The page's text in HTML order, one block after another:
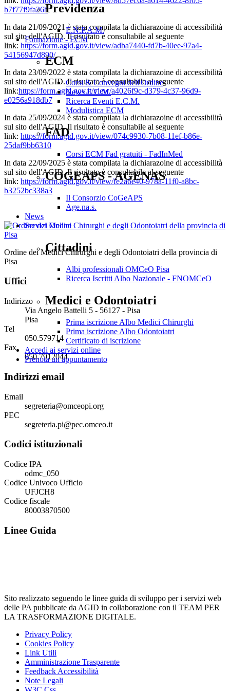
Previdenza
E.N.P.A.M.
Formazione - ECM
ECM
Corsi & Convegni dell'Ordine
News E.C.M.
Ricerca Eventi E.C.M.
Modulistica ECM
FAD
Corsi ECM Fad gratuiti - FadInMed
COGEAPS - AGENAS
Il Consorzio CoGeAPS
Age.na.s.
News
Servizi Online
Cittadini
Albi professionali OMCeO Pisa
Ricerca Iscritti Albo Nazionale - FNOMCeO
Medici e Odontoiatri
Prima iscrizione Albo Medici Chirurghi
Prima iscrizione Albo Odontoiatri
Certificato di iscrizione
Accedi ai servizi online
Prenota un appuntamento
b7f77f9fa26b
In data 21/09/2021 è stata compilata la dichiarazoine di accessibilità
sul sito dell'AGID. Il risultato è consultabile al seguente
link: https://form.agid.gov.it/view/adba7440-fd7b-40ee-97a4-
54156947d890/
In data 23/09/2022 è stata compilata la dichiarazoine di accessibilità
sul sito dell'AGID. Il risultato è consultabile al seguente
link:https://form.agid.gov.it/view/a4026f9c-d379-4c37-96d9-
e0256a918db7
In data 25/09/2024 è stata compilata la dichiarazoine di accessibilità
sul sito dell'AGID. Il risultato è consultabile al seguente
link: https://form.agid.gov.it/view/074c9930-7b08-11ef-b86e-
25daf9bb6310
In data 22/09/2025 è stata compilata la dichiarazoine di accessibilità
sul sito dell'AGID. Il risultato è consultabile al seguente
link: https://form.agid.gov.it/view/fe2a6e40-978a-11f0-a8bc-
b3252bc338a3
Ordine dei Medici Chirurghi e degli Odontoiatri della provincia di
Pisa
Uffici
Indirizzo
Via Angelo Battelli 5 - 56127 - Pisa
Pisa
Tel
050.579714
Fax
050.7912044
Indirizzi email
Email
segreteria@omceopi.org
PEC
segreteria.pi@pec.omceo.it
Codici istituzionali
Codice IPA
odmc_050
Codice Univoco Ufficio
UFJCH8
Codice fiscale
80003870500
Linee Guida
Sito realizzato seguendo le linee guida di sviluppo per i servizi web
delle PA pubblicate da AGID in collaborazione con il TEAM PER
LA TRASFORMAZIONE DIGITALE.
Privacy Policy
Cookies Policy
Link Utili
Amministrazione Trasparente
Feedback Accessibilità
Note Legali